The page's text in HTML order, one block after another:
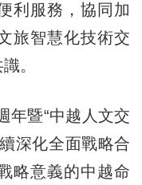
利服務，協同加
旅智慧化技術交
。
暨“中越人文交
深化全面戰略合
略意義的中越命